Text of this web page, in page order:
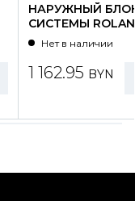
НАРУЖНЫЙ
СИСТЕМЫ
WZ09HSS/N1-
Нет в наличии
1 162.95 BYN